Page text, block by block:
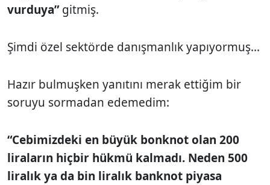
vurduya”gitmiş.
Şimdi özel sektörde danışmanlık yapıyormuş...
Hazır bulmuşken yanıtını merak ettiğim bir
soruyu sormadan edemedim:
“Cebimizdeki en büyük bonknot olan 200
liraların hiçbir hükmü kalmadı. Neden 500
liralık ya da bin liralık banknot piyasa